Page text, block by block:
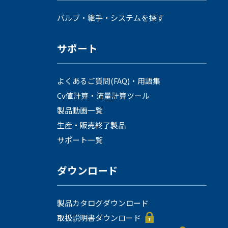
languageLanguage：
mailお問い合わせ
バルブ・継手・システムを探す
サポート
よくあるご質問(FAQ)・用語集
Cv値計算・流量計算ツール
製品動画一覧
生産・販売終了製品
サポート一覧
ダウンロード
製品カタログダウンロード
取扱説明書ダウンロード